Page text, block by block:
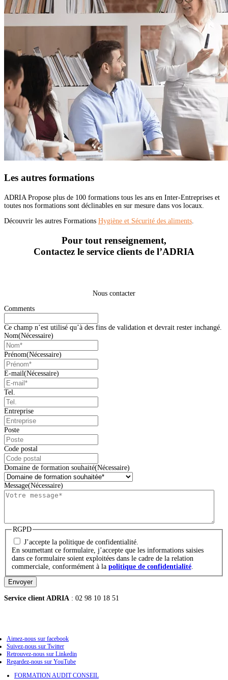
Les autres formations
ADRIA Propose plus de 100 formations tous les ans en Inter-Entreprises et
toutes nos formations sont déclinables en sur mesure dans vos locaux.
Découvrir les autres Formations Hygiène et Sécurité des aliments
Pour tout renseignement,
Contactez le service clients de l’ADRIA
Nous contacter
Comments
Ce champ n’est utilisé qu’à des fins de validation et devrait rester inchangé.
Nom(Nécessaire)
Prénom(Nécessaire)
E-mail(Nécessaire)
Tel.
Entreprise
Poste
Code postal
Domaine de formation souhaité(Nécessaire)
Message(Nécessaire)
RGPD
J’accepte la politique de confidentialité.
En soumettant ce formulaire, j’accepte que les informations saisies
dans ce formulaire soient exploitées dans le cadre de la relation
commerciale, conformément à la politique de confidentialité.
Envoyer
Service client ADRIA : 02 98 10 18 51
Aimez-nous sur facebook
Suivez-nous sur Twitter
Retrouvez-nous sur Linkedin
Regardez-nous sur YouTube
FORMATION AUDIT CONSEIL